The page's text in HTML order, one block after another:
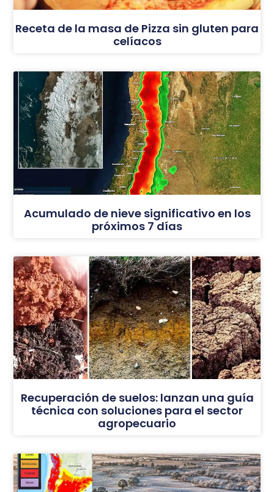
Receta de la masa de Pizza sin gluten para
celíacos
Acumulado de nieve significativo en los
próximos 7 días
Recuperación de suelos: lanzan una guía
técnica con soluciones para el sector
agropecuario